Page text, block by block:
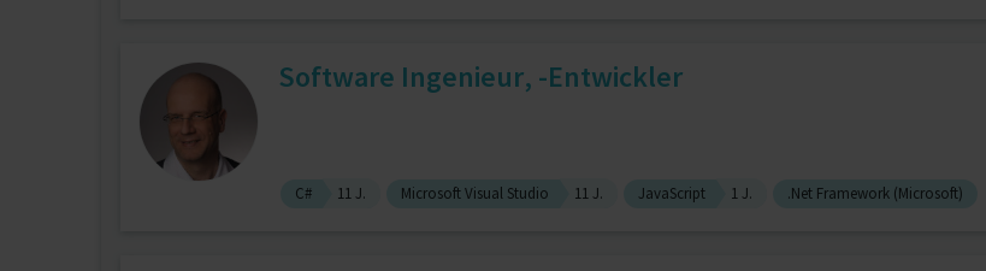
Software Ingenieur, -Entwickler
C# 11 J. Microsoft Visual Studio 11 J. JavaScript 1 J. .Net Framework (Microsoft)